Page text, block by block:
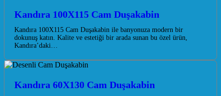
Kandıra 100X115 Cam Duşakabin
Kandıra 100X115 Cam Duşakabin ile banyonuza modern bir
dokunuş katın. Kalite ve estetiği bir arada sunan bu özel ürün,
Kandıra’daki…
Kandıra 60X130 Cam Duşakabin